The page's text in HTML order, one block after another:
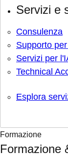
Servizi e
Consulenza
Supporto
Servizi per
Technical
Esplora
Formazione
Formazione